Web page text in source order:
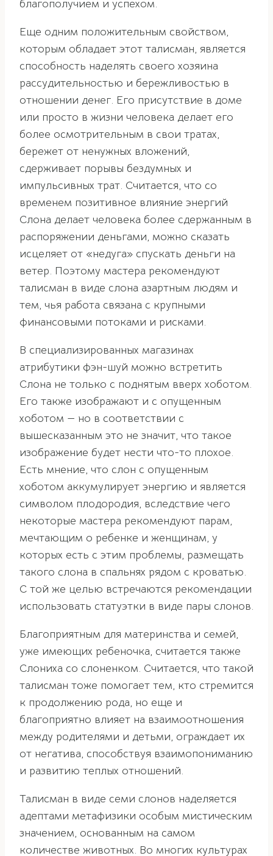
благополучием и успехом.
Еще одним положительным свойством,
которым обладает этот талисман, является
способность наделять своего хозяина
рассудительностью и бережливостью в
отношении денег. Его присутствие в доме
или просто в жизни человека делает его
более осмотрительным в свои тратах,
бережет от ненужных вложений,
сдерживает порывы бездумных и
импульсивных трат. Считается, что со
временем позитивное влияние энергий
Слона делает человека более сдержанным в
распоряжении деньгами, можно сказать
исцеляет от «недуга» спускать деньги на
ветер. Поэтому мастера рекомендуют
талисман в виде слона азартным людям и
тем, чья работа связана с крупными
финансовыми потоками и рисками.
В специализированных магазинах
атрибутики фэн-шуй можно встретить
Слона не только с поднятым вверх хоботом.
Его также изображают и с опущенным
хоботом — но в соответствии с
вышесказанным это не значит, что такое
изображение будет нести что-то плохое.
Есть мнение, что слон с опущенным
хоботом аккумулирует энергию и является
символом плодородия, вследствие чего
некоторые мастера рекомендуют парам,
мечтающим о ребенке и женщинам, у
которых есть с этим проблемы, размещать
такого слона в спальнях рядом с кроватью.
С той же целью встречаются рекомендации
использовать статуэтки в виде пары слонов.
Благоприятным для материнства и семей,
уже имеющих ребеночка, считается также
Слониха со слоненком. Считается, что такой
талисман тоже помогает тем, кто стремится
к продолжению рода, но еще и
благоприятно влияет на взаимоотношения
между родителями и детьми, ограждает их
от негатива, способствуя взаимопониманию
и развитию теплых отношений.
Талисман в виде семи слонов наделяется
адептами метафизики особым мистическим
значением, основанным на самом
количестве животных. Во многих культурах